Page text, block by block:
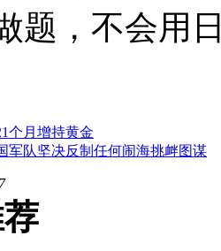
题，不会用
个月增持黄金
军队坚决反制任何闹海挑衅图谋